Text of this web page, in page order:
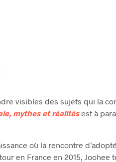
visibles des sujets qui la
mythes et réalités est à
où la rencontre
en France en 2015, Joohee